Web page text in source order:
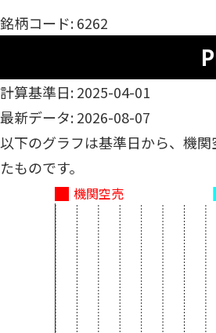
銘柄コード: 6262
計算基準日: 2025-04-01
最新データ: 2026-08-07
以下のグラフは基準日から、機
たものです。
機関空売